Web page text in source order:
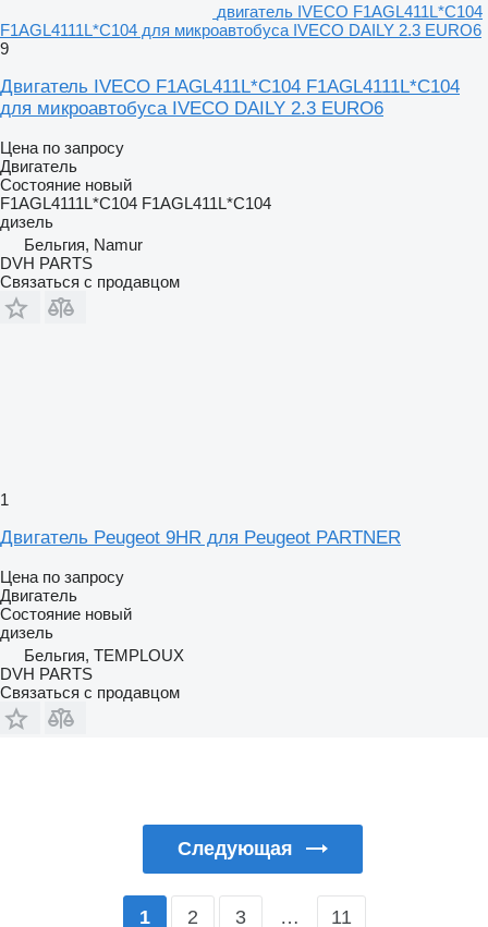
двигатель IVECO F1AGL411L*C104
F1AGL4111L*C104 для микроавтобуса IVECO DAILY 2.3 EURO6
9
Двигатель IVECO F1AGL411L*C104 F1AGL4111L*C104
для микроавтобуса IVECO DAILY 2.3 EURO6
Цена по запросу
Двигатель
Состояние новый
F1AGL4111L*C104 F1AGL411L*C104
дизель
Бельгия, Namur
DVH PARTS
Связаться с продавцом
1
Двигатель Peugeot 9HR для Peugeot PARTNER
Цена по запросу
Двигатель
Состояние новый
дизель
Бельгия, TEMPLOUX
DVH PARTS
Связаться с продавцом
Следующая
1 2 3 … 11